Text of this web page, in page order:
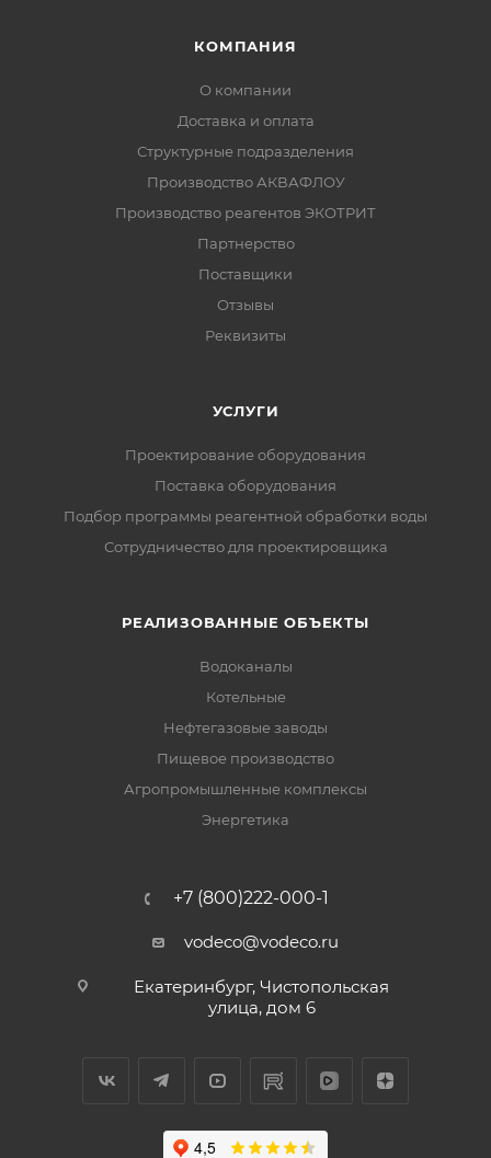
КОМПАНИЯ
О компании
Доставка и оплата
Структурные подразделения
Производство АКВАФЛОУ
Производство реагентов ЭКОТРИТ
Партнерство
Поставщики
Отзывы
Реквизиты
УСЛУГИ
Проектирование оборудования
Поставка оборудования
Подбор программы реагентной обработки воды
Сотрудничество для проектировщика
РЕАЛИЗОВАННЫЕ ОБЪЕКТЫ
Водоканалы
Котельные
Нефтегазовые заводы
Пищевое производство
Агропромышленные комплексы
Энергетика
+7 (800)222-000-1
vodeco@vodeco.ru
Екатеринбург, Чистопольская
улица, дом 6